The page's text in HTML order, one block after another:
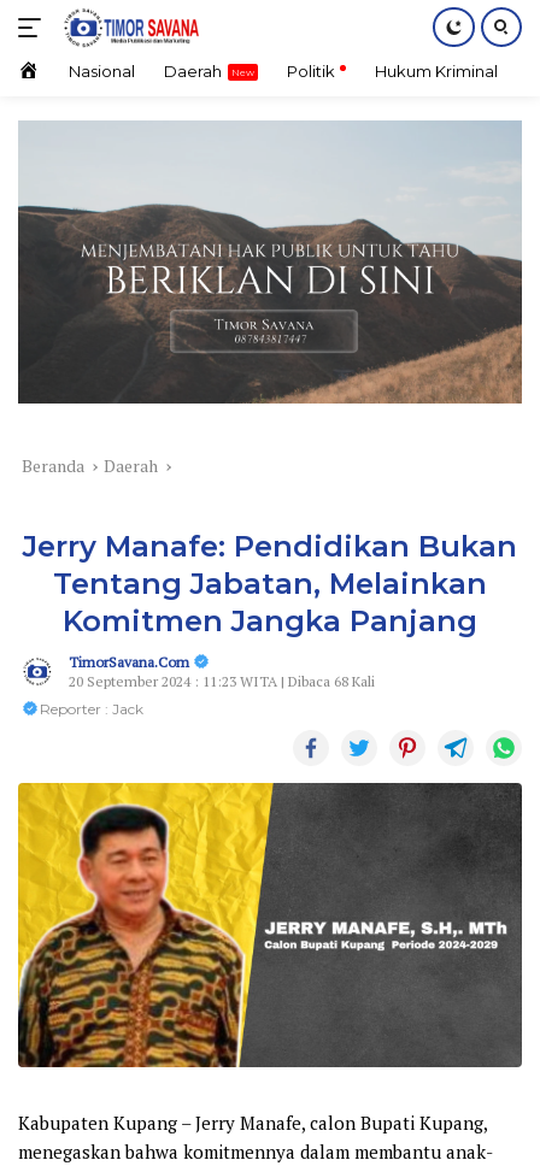
Langsung
konten HomeNasional Daerah Politik Hukum Kriminal
Beranda Daerah
Jerry Manafe: Pendidikan Bukan
Tentang Jabatan, Melainkan
Komitmen Jangka Panjang
TimorSavana.Com
20 September 2024 : 11:23 WITA | Dibaca 68 Kali
Reporter : Jack
Kabupaten Kupang – Jerry Manafe, calon Bupati Kupang,
menegaskan bahwa komitmennya dalam membantu anak-